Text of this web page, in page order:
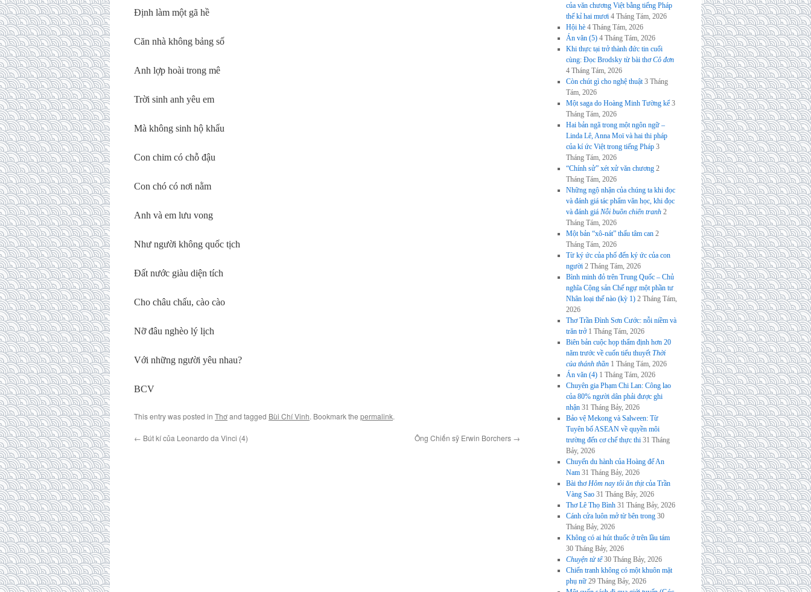
Định làm một gã hề
Căn nhà không bảng số
Anh lợp hoài trong mê
Trời sinh anh yêu em
Mà không sinh hộ khẩu
Con chim có chỗ đậu
Con chó có nơi nằm
Anh và em lưu vong
Như người không quốc tịch
Đất nước giàu diện tích
Cho châu chấu, cào cào
Nỡ đâu nghèo lý lịch
Với những người yêu nhau?
BCV
This entry was posted in Thơand tagged Bùi Chí Vinh. Bookmark the permalink.
← Bút kí của Leonardo da Vinci (4) Ông Chiến sỹ Erwin Borchers →
của văn chương Việt bằng tiếng Pháp
thế kỉ hai mươi 4 Tháng Tám, 2026
Hội hè 4 Tháng Tám, 2026
Án văn (5) 4 Tháng Tám, 2026
Khi thực tại trở thành đức tin cuối
cùng: Đọc Brodsky từ bài thơCô đơn
4 Tháng Tám, 2026
Còn chút gì cho nghệ thuật 3 Tháng
Tám, 2026
Một saga do Hoàng Minh Tường kể 3
Tháng Tám, 2026
Hai bản ngã trong một ngôn ngữ –
Linda Lê, Anna Moï và hai thi pháp
của kí ức Việt trong tiếng Pháp 3
Tháng Tám, 2026
“Chính sử” xét xử văn chương 2
Tháng Tám, 2026
Những ngộ nhận của chúng ta khi đọc
và đánh giá tác phẩm văn học, khi đọc
và đánh giá Nỗi buồn chiến tranh 2
Tháng Tám, 2026
Một bản “xô-nát” thấu tâm can 2
Tháng Tám, 2026
Từ ký ức của phố đến ký ức của con
người 2 Tháng Tám, 2026
Bình minh đỏ trên Trung Quốc – Chủ
nghĩa Cộng sản Chế ngự một phần tư
Nhân loại thế nào (kỳ 1) 2 Tháng Tám,
2026
Thơ Trần Đình Sơn Cước: nỗi niềm và
trăn trở 1 Tháng Tám, 2026
Biên bản cuộc họp thẩm định hơn 20
năm trước về cuốn tiểu thuyếtThời
của thánh thần 1 Tháng Tám, 2026
Án văn (4) 1 Tháng Tám, 2026
Chuyên gia Phạm Chi Lan: Công lao
của 80% người dân phải được ghi
nhận 31 Tháng Bảy, 2026
Bảo vệ Mekong và Salween: Từ
Tuyên bố ASEAN về quyền môi
trường đến cơ chế thực thi 31 Tháng
Bảy, 2026
Chuyến du hành của Hoàng đế An
Nam 31 Tháng Bảy, 2026
Bài thơHôm nay tôi ăn thịtcủa Trần
Vàng Sao 31 Tháng Bảy, 2026
Thơ Lê Thọ Bình 31 Tháng Bảy, 2026
Cánh cửa luôn mở từ bên trong 30
Tháng Bảy, 2026
Không có ai hút thuốc ở trên lầu tám
30 Tháng Bảy, 2026
Chuyện tử tế 30 Tháng Bảy, 2026
Chiến tranh không có một khuôn mặt
phụ nữ 29 Tháng Bảy, 2026